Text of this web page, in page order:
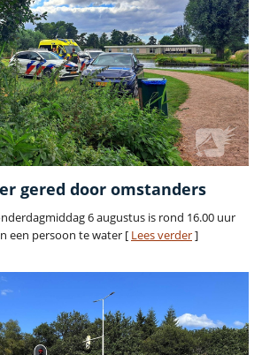
gered door omstanders
6 augustus is rond 16.00 uur
een persoon te water [ Lees verder]